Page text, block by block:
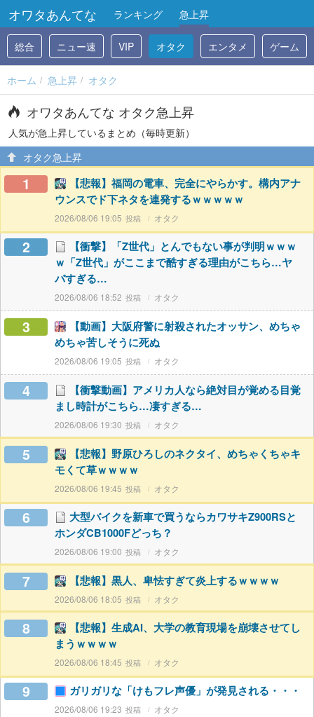
オワタあんてな ランキング 急上昇
総合 ニュー速 VIP オタク エンタメ ゲーム
ホーム 急上昇 オタク
オワタあんてな オタク急上昇
人気が急上昇しているまとめ（毎時更新）
オタク急上昇
1
【悲報】福岡の電車、完全にやらかす。構内アナ
ウンスでド下ネタを連発するｗｗｗｗｗ
2026/08/06 19:05 オタク
2
【衝撃】「Z世代」とんでもない事が判明ｗｗｗ
ｗ「Z世代」がここまで酷すぎる理由がこちら…ヤ
バすぎる…
2026/08/06 18:52 オタク
3
【動画】大阪府警に射殺されたオッサン、めちゃ
めちゃ苦しそうに死ぬ
2026/08/06 19:05 オタク
4
【衝撃動画】アメリカ人なら絶対目が覚める目覚
まし時計がこちら…凄すぎる…
2026/08/06 19:30 オタク
5
【悲報】野原ひろしのネクタイ、めちゃくちゃキ
モくて草ｗｗｗｗ
2026/08/06 19:45 オタク
6
大型バイクを新車で買うならカワサキZ900RSと
ホンダCB1000Fどっち？
2026/08/06 19:00 オタク
7 【悲報】黒人、卑怯すぎて炎上するｗｗｗｗ
2026/08/06 18:05 オタク
8
【悲報】生成AI、大学の教育現場を崩壊させてし
まうｗｗｗｗ
2026/08/06 18:45 オタク
9 ガリガリな「けもフレ声優」が発見される・・・
2026/08/06 19:23 オタク